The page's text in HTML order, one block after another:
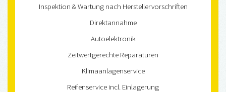
Inspektion & Wartung nach Herstellervorschriften
Direktannahme
Autoelektronik
Zeitwertgerechte Reparaturen
Klimaanlagenservice
Reifenservice incl. Einlagerung